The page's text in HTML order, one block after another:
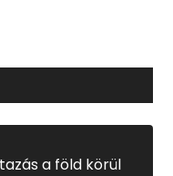
a föld körül